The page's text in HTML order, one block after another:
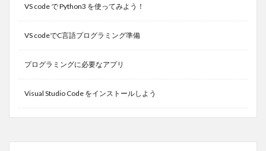
VS code で Python3 を使ってみよう！
VS codeでC言語プログラミング準備
プログラミングに必要なアプリ
Visual Studio Code をインストールしよう